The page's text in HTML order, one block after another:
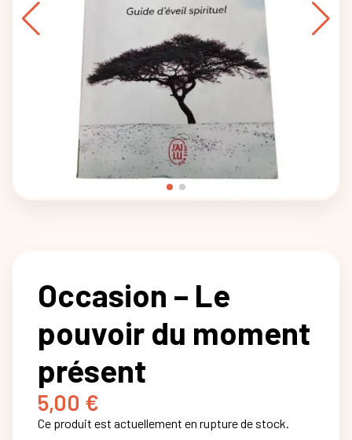
Occasion – Le
pouvoir du moment
présent
5,00 €
Ce produit est actuellement en rupture de stock.